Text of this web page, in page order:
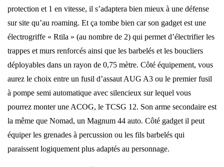
protection et 1 en vitesse, il s’adaptera bien mieux à une défense
sur site qu’au roaming. Et ça tombe bien car son gadget est une
électrogriffe « Rtila » (au nombre de 2) qui permet d’électrifier les
trappes et murs renforcés ainsi que les barbelés et les boucliers
déployables dans un rayon de 0,75 mètre. Côté équipement, vous
aurez le choix entre un fusil d’assaut AUG A3 ou le premier fusil
à pompe semi automatique avec silencieux sur lequel vous
pourrez monter une ACOG, le TCSG 12. Son arme secondaire est
la même que Nomad, un Magnum 44 auto. Côté gadget il peut
équiper les grenades à percussion ou les fils barbelés qui
paraissent logiquement plus adaptés au personnage.